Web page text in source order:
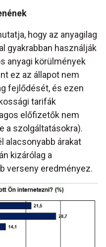
hogy az anyagilag
gyakrabban használják
anyagi körülmények
ez az állapot nem
fejlődését, és ezen
tarifák
előfizetők nem
a szolgáltatásokra).
alacsonyabb árakat
kizárólag a
verseny eredményez.